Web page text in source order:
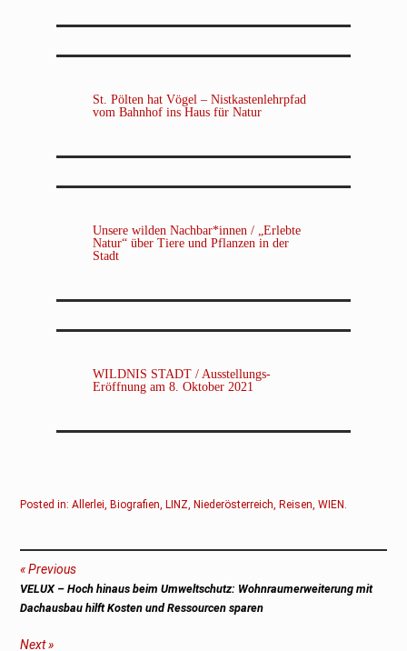
St. Pölten hat Vögel – Nistkastenlehrpfad
vom Bahnhof ins Haus für Natur
Unsere wilden Nachbar*innen / „Erlebte
Natur“ über Tiere und Pflanzen in der
Stadt
WILDNIS STADT / Ausstellungs-
Eröffnung am 8. Oktober 2021
Posted in:Allerlei,Biografien,LINZ,Niederösterreich,Reisen,WIEN.
Beitragsnavigation
Previous
Previous
post:
VELUX – Hoch hinaus beim Umweltschutz: Wohnraumerweiterung mit
Dachausbau hilft Kosten und Ressourcen sparen
Next